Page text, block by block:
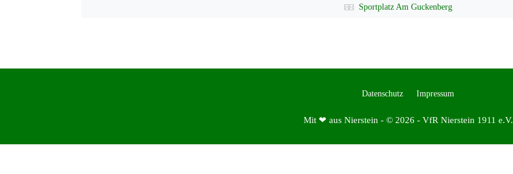
Sportplatz Am Guckenberg
Datenschutz Impressum
Mit ❤ aus Nierstein - © 2026 - VfR Nierstein 1911 e.V.